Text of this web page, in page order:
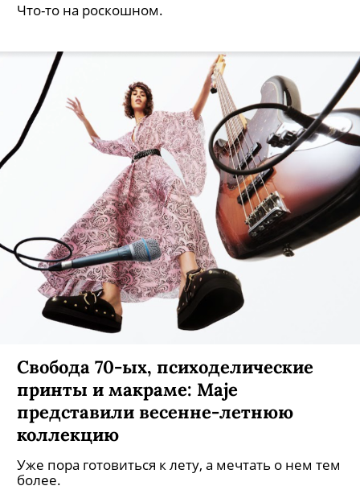
Что-то на роскошном.
Свобода 70-ых, психоделические
принты и макраме: Maje
представили весенне-летнюю
коллекцию
Уже пора готовиться к лету, а мечтать о нем тем
более.